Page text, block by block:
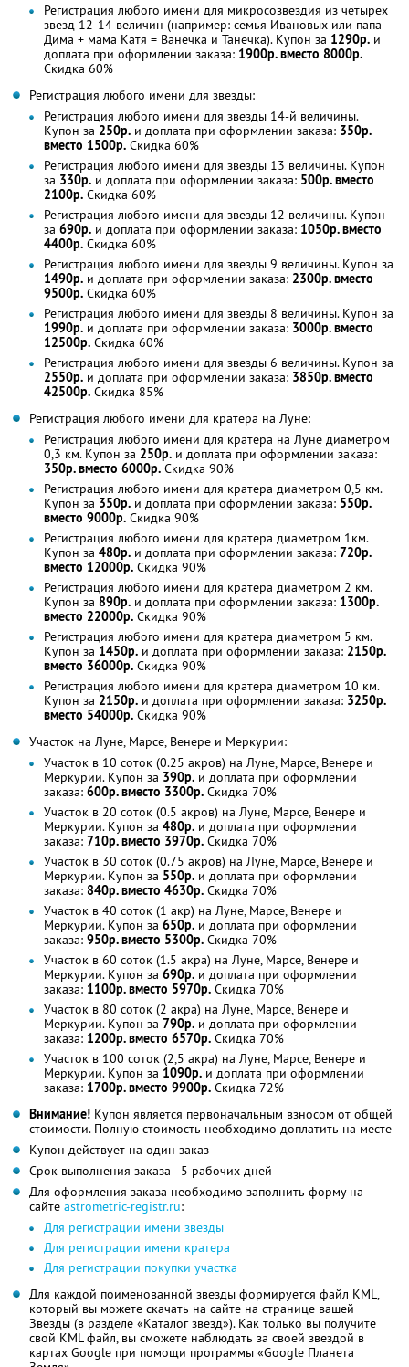
Регистрация любого имени для микросозвездия из четырех
звезд 12-14 величин (например: семья Ивановых или папа
Дима + мама Катя = Ванечка и Танечка). Купон за 1290р. и
доплата при оформлении заказа: 1900р. вместо 8000р.
Скидка 60%
Регистрация любого имени для звезды:
Регистрация любого имени для звезды 14-й величины.
Купон за 250р. и доплата при оформлении заказа: 350р.
вместо 1500р. Скидка 60%
Регистрация любого имени для звезды 13 величины. Купон
за 330р. и доплата при оформлении заказа: 500р. вместо
2100р. Скидка 60%
Регистрация любого имени для звезды 12 величины. Купон
за 690р. и доплата при оформлении заказа: 1050р. вместо
4400р. Скидка 60%
Регистрация любого имени для звезды 9 величины. Купон за
1490р. и доплата при оформлении заказа: 2300р. вместо
9500р. Скидка 60%
Регистрация любого имени для звезды 8 величины. Купон за
1990р. и доплата при оформлении заказа: 3000р. вместо
12500р. Скидка 60%
Регистрация любого имени для звезды 6 величины. Купон за
2550р. и доплата при оформлении заказа: 3850р. вместо
42500р. Скидка 85%
Регистрация любого имени для кратера на Луне:
Регистрация любого имени для кратера на Луне диаметром
0,3 км. Купон за 250р. и доплата при оформлении заказа:
350р. вместо 6000р. Скидка 90%
Регистрация любого имени для кратера диаметром 0,5 км.
Купон за 350р. и доплата при оформлении заказа: 550р.
вместо 9000р. Скидка 90%
Регистрация любого имени для кратера диаметром 1км.
Купон за 480р. и доплата при оформлении заказа: 720р.
вместо 12000р. Скидка 90%
Регистрация любого имени для кратера диаметром 2 км.
Купон за 890р. и доплата при оформлении заказа: 1300р.
вместо 22000р. Скидка 90%
Регистрация любого имени для кратера диаметром 5 км.
Купон за 1450р. и доплата при оформлении заказа: 2150р.
вместо 36000р. Скидка 90%
Регистрация любого имени для кратера диаметром 10 км.
Купон за 2150р. и доплата при оформлении заказа: 3250р.
вместо 54000р. Скидка 90%
Участок на Луне, Марсе, Венере и Меркурии:
Участок в 10 соток (0.25 акров) на Луне, Марсе, Венере и
Меркурии. Купон за 390р. и доплата при оформлении
заказа: 600р. вместо 3300р. Скидка 70%
Участок в 20 соток (0.5 акров) на Луне, Марсе, Венере и
Меркурии. Купон за 480р. и доплата при оформлении
заказа: 710р. вместо 3970р. Скидка 70%
Участок в 30 соток (0.75 акров) на Луне, Марсе, Венере и
Меркурии. Купон за 550р. и доплата при оформлении
заказа: 840р. вместо 4630р. Скидка 70%
Участок в 40 соток (1 акр) на Луне, Марсе, Венере и
Меркурии. Купон за 650р. и доплата при оформлении
заказа: 950р. вместо 5300р. Скидка 70%
Участок в 60 соток (1.5 акра) на Луне, Марсе, Венере и
Меркурии. Купон за 690р. и доплата при оформлении
заказа: 1100р. вместо 5970р. Скидка 70%
Участок в 80 соток (2 акра) на Луне, Марсе, Венере и
Меркурии. Купон за 790р. и доплата при оформлении
заказа: 1200р. вместо 6570р. Скидка 70%
Участок в 100 соток (2,5 акра) на Луне, Марсе, Венере и
Меркурии. Купон за 1090р. и доплата при оформлении
заказа: 1700р. вместо 9900р. Скидка 72%
Внимание! Купон является первоначальным взносом от общей
стоимости. Полную стоимость необходимо доплатить на месте
Купон действует на один заказ
Срок выполнения заказа - 5 рабочих дней
Для оформления заказа необходимо заполнить форму на
сайте astrometric-registr.ru:
Для регистрации имени звезды
Для регистрации имени кратера
Для регистрации покупки участка
Для каждой поименованной звезды формируется файл KML,
который вы можете скачать на сайте на странице вашей
Звезды (в разделе «Каталог звезд»). Как только вы получите
свой KML файл, вы сможете наблюдать за своей звездой в
картах Google при помощи программы «Google Планета